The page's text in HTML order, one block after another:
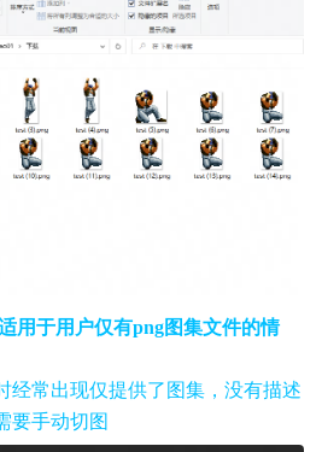
用于用户仅有png图集文件的情
经常出现仅提供了图集，没有描述
要手动切图